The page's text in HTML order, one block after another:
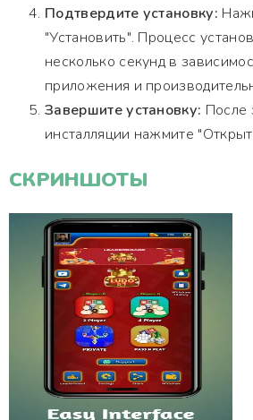
Подтвердите установку:
"Установить". Процесс
несколько секунд в
приложения и
Завершите установку: После
инсталляции нажмите
СКРИНШОТЫ